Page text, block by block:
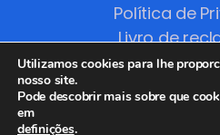
Política de
Livro de
Utilizamos cookies para lhe
nosso site.
Pode descobrir mais sobre que
em
definições.